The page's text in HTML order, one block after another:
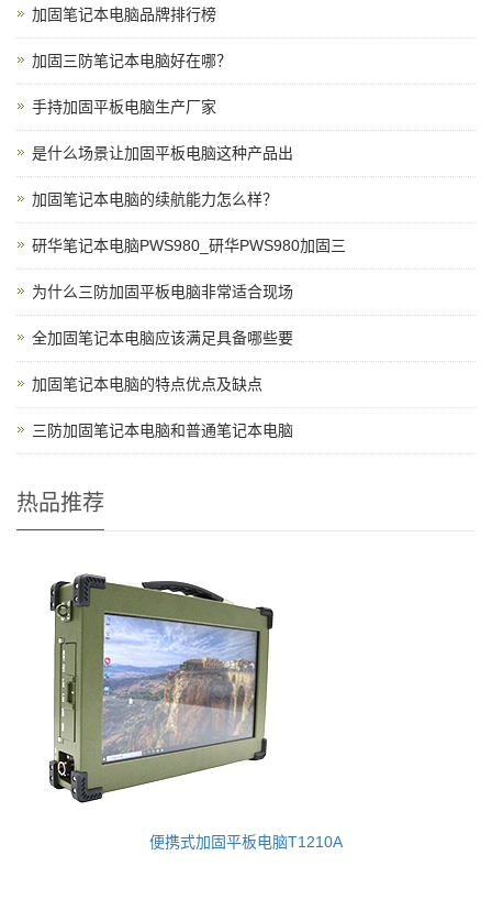
加固笔记本电脑品牌排行榜
加固三防笔记本电脑好在哪？
手持加固平板电脑生产厂家
是什么场景让加固平板电脑这种产品出
加固笔记本电脑的续航能力怎么样？
研华笔记本电脑PWS980_研华PWS980加固三
为什么三防加固平板电脑非常适合现场
全加固笔记本电脑应该满足具备哪些要
加固笔记本电脑的特点优点及缺点
三防加固笔记本电脑和普通笔记本电脑
热品推荐
便携式加固平板电脑T1210A